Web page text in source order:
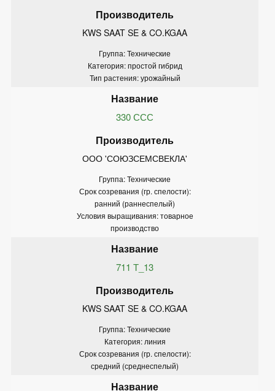
KWS SAAT SE & CO.KGAA
Группа: Технические
Категория: простой гибрид
Тип растения: урожайный
330 ССС
ООО 'СОЮЗСЕМСВЕКЛА'
Группа: Технические
Срок созревания (гр. спелости):
ранний (раннеспелый)
Условия выращивания: товарное
производство
711 Т_13
KWS SAAT SE & CO.KGAA
Группа: Технические
Категория: линия
Срок созревания (гр. спелости):
средний (среднеспелый)